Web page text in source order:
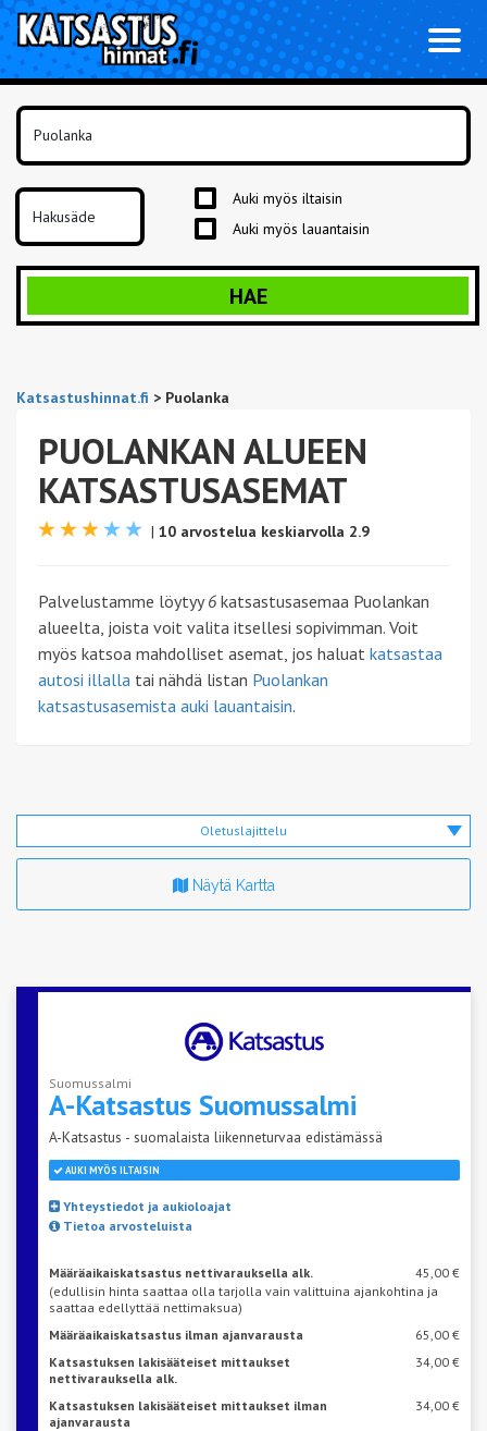
Auki myös iltaisin
Auki myös lauantaisin
HAE
Katsastushinnat.fi > Puolanka
PUOLANKAN ALUEEN
KATSASTUSASEMAT
| 10 arvostelua keskiarvolla 2.9
Palvelustamme löytyy6 katsastusasemaa Puolankan
alueelta, joista voit valita itsellesi sopivimman. Voit
myös katsoa mahdolliset asemat, jos haluat katsastaa
autosi illalla tai nähdä listan Puolankan
katsastusasemista auki lauantaisin.
Oletuslajittelu
Näytä Kartta
Suomussalmi
A-Katsastus Suomussalmi
A-Katsastus - suomalaista liikenneturvaa edistämässä
AUKI MYÖS ILTAISIN
Yhteystiedot ja aukioloajat
Tietoa arvosteluista
Määräaikaiskatsastus nettivarauksella alk.
45,00 €
(edullisin hinta saattaa olla tarjolla vain valittuina ajankohtina ja
saattaa edellyttää nettimaksua)
Määräaikaiskatsastus ilman ajanvarausta
65,00 €
Katsastuksen lakisääteiset mittaukset
nettivarauksella alk.
34,00 €
Katsastuksen lakisääteiset mittaukset ilman
ajanvarausta
34,00 €